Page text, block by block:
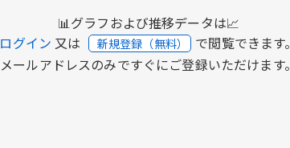
📊グラフおよび推移データは📈
ログイン 又は 新規登録（無料） で閲覧できます。
メールアドレスのみですぐにご登録いただけます。